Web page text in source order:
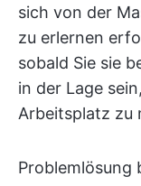
sich von der
zu erlernen
sobald Sie sie
in der Lage
Arbeitsplatz zu
Problemlösung